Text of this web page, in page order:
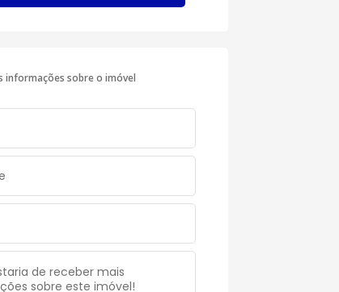
informações sobre o imóvel